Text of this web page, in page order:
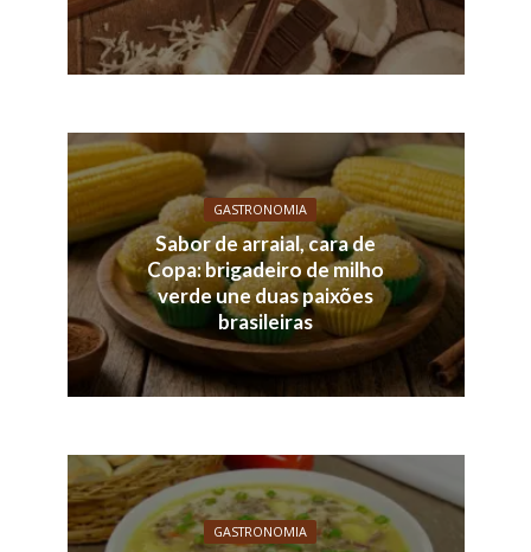
GASTRONOMIA
Sabor de arraial, cara de
Copa: brigadeiro de milho
verde une duas paixões
brasileiras
GASTRONOMIA